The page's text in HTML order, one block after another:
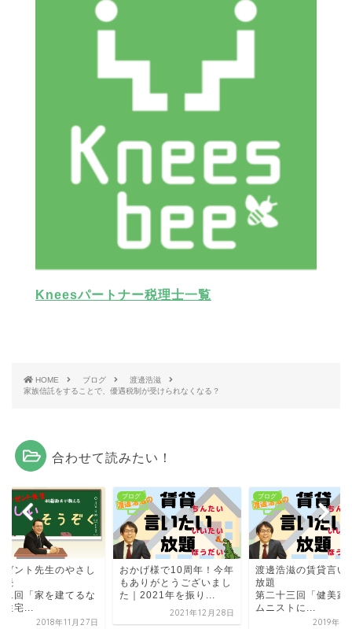
Kneesパートナー税理士一覧
HOME ブログ
渡邊浩滋
家族信託をすることで、優遇税制が受けられなくなる？
合わせて読みたい！
ゼント先生のやさし
続
二回「家を建てるな
住宅...
2018年11月27日
ブログ
おかげ様で10周年！今年
もありがとうございまし
た｜2021年を振り...
2021年12月28日
ブログ
渡邊浩滋の賃貸言い
放題
第二十三回「健美家
ムニストに...
2019年4